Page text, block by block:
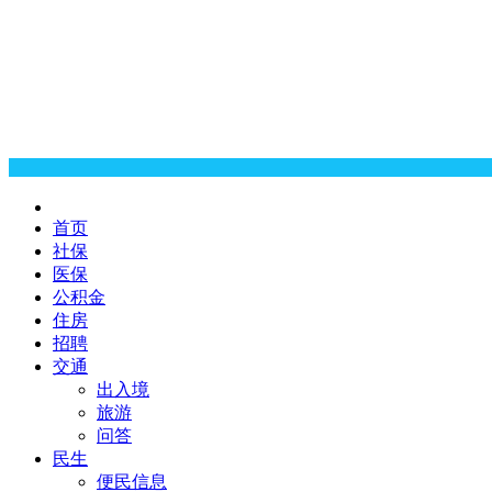
首页
社保
医保
公积金
住房
招聘
交通
出入境
旅游
问答
民生
便民信息